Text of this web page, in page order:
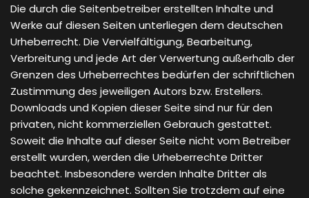
Die durch die Seitenbetreiber erstellten Inhalte und
Werke auf diesen Seiten unterliegen dem deutschen
Urheberrecht. Die Vervielfältigung, Bearbeitung,
Verbreitung und jede Art der Verwertung außerhalb der
Grenzen des Urheberrechtes bedürfen der schriftlichen
Zustimmung des jeweiligen Autors bzw. Erstellers.
Downloads und Kopien dieser Seite sind nur für den
privaten, nicht kommerziellen Gebrauch gestattet.
Soweit die Inhalte auf dieser Seite nicht vom Betreiber
erstellt wurden, werden die Urheberrechte Dritter
beachtet. Insbesondere werden Inhalte Dritter als
solche gekennzeichnet. Sollten Sie trotzdem auf eine